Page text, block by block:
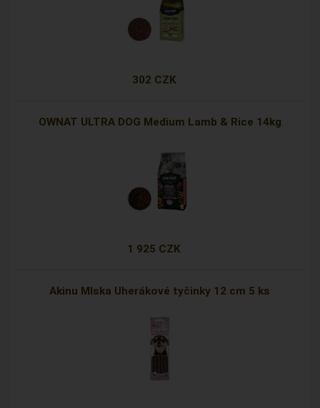
302 CZK
OWNAT ULTRA DOG Medium Lamb & Rice 14kg
1 925 CZK
Akinu Mlska Uherákové tyčinky 12 cm 5 ks